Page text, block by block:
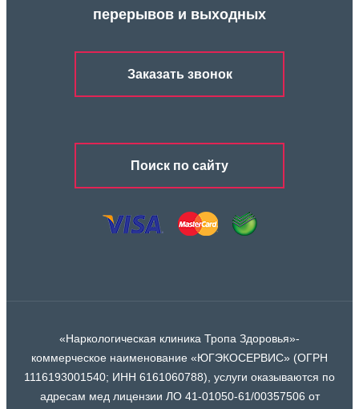
перерывов и выходных
Заказать звонок
Поиск по сайту
«Наркологическая клиника Тропа Здоровья»-
коммерческое наименование «ЮГЭКОСЕРВИС» (ОГРН
1116193001540; ИНН 6161060788), услуги оказываются по
адресам мед лицензии ЛО 41-01050-61/00357506 от